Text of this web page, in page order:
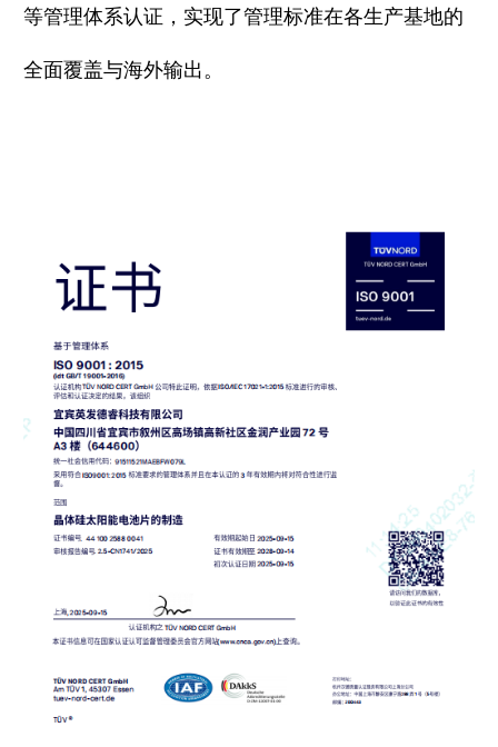
等管理体系认证，实现了管理标准在各生产基地的
全面覆盖与海外输出。